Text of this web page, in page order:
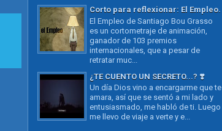
Corto para reflexionar: El Empleo.
El Empleo de Santiago Bou Grasso
es un cortometraje de animación,
ganador de 103 premios
internacionales, que a pesar de
retratar muc...
¿TE CUENTO UN SECRETO...? ❣️
Un día Dios vino a encargarme que te
amara, así que se sentó a mi lado y
entusiasmado, me habló de ti. Luego
me llevo de viaje a verte y e...